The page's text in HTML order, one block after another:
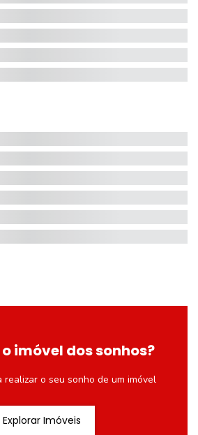
imóvel dos sonhos?
realizar o seu sonho de um imóvel
Explorar Imóveis